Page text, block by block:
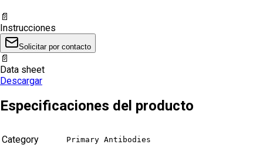
📄
Instrucciones
Solicitar por contacto
📄
Data sheet
Descargar
Especificaciones del producto
Category Primary Antibodies